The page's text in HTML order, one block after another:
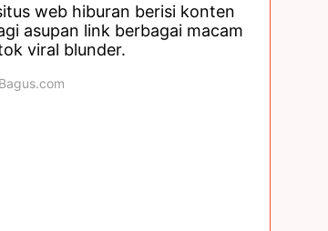
web hiburan berisi konten
asupan link berbagai macam
viral blunder.